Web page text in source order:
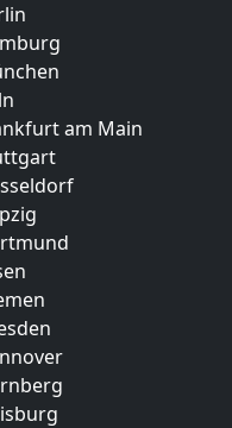
am Main